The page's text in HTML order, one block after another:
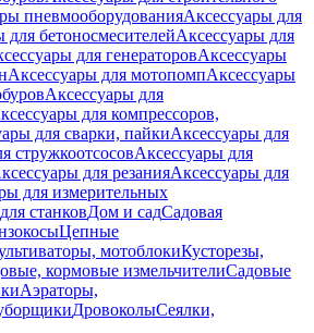
пневмооборудованияАксессуары для
для бетоносмесителейАксессуары для
для генераторовАксессуары
Аксессуары для мотопомпАксессуары
Аксессуары для
для компрессоров,
для сварки, пайкиАксессуары для
стружкоотсосовАксессуары для
для резанияАксессуары для
для измерительных
станковДом и садСадовая
Цепные
мотоблокиКусторезы,
кормовые измельчителиСадовые
Аэраторы,
ДровоколыСеялки,